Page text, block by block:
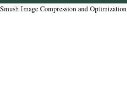
Smush Image Compression and Optimization